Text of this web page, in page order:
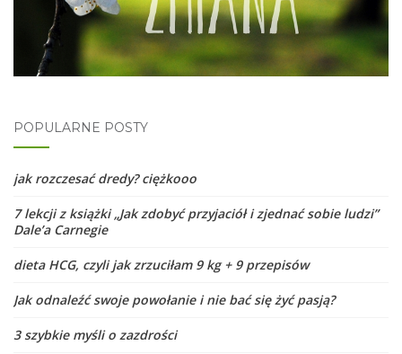
POPULARNE POSTY
jak rozczesać dredy? ciężkooo
7 lekcji z książki „Jak zdobyć przyjaciół i zjednać sobie ludzi”
Dale’a Carnegie
dieta HCG, czyli jak zrzuciłam 9 kg + 9 przepisów
Jak odnaleźć swoje powołanie i nie bać się żyć pasją?
3 szybkie myśli o zazdrości